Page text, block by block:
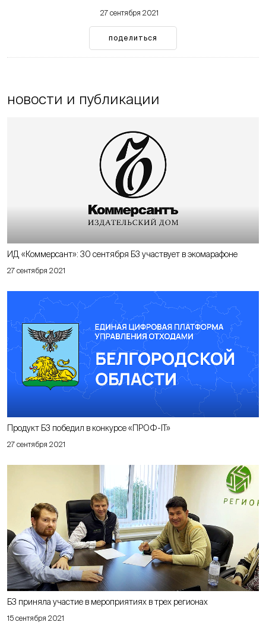
27 сентября 2021
поделиться
новости и публикации
27 сентября 2021
ИД «Коммерсант»: 30 сентября Б3 участвует в экомарафоне
27 сентября 2021
Продукт Б3 победил в конкурсе «ПРОФ-IT»
15 сентября 2021
Б3 приняла участие в мероприятиях в трех регионах